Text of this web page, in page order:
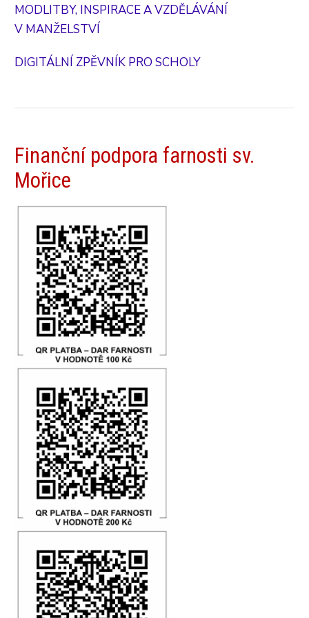
MODLITBY, INSPIRACE A VZDĚLÁVÁNÍ
V MANŽELSTVÍ
DIGITÁLNÍ ZPĚVNÍK PRO SCHOLY
Finanční podpora farnosti sv.
Mořice